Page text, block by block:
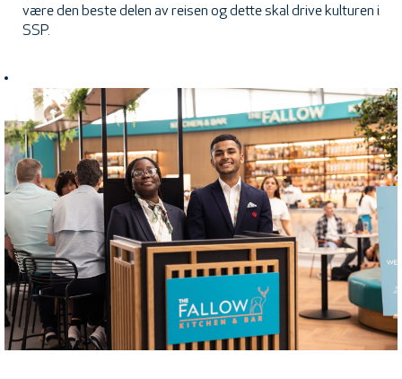
være den beste delen av reisen og dette skal drive kulturen i
SSP.